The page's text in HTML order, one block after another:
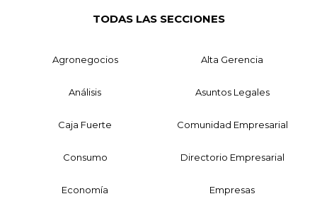
TODAS LAS SECCIONES
Agronegocios Alta Gerencia
Análisis Asuntos Legales
Caja Fuerte Comunidad Empresarial
Consumo Directorio Empresarial
Economía Empresas